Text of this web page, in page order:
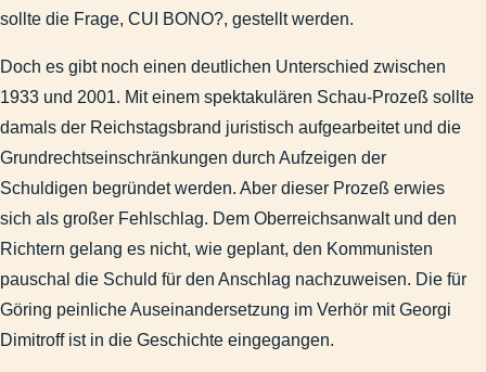
sollte die Frage, CUI BONO?, gestellt werden.
Doch es gibt noch einen deutlichen Unterschied zwischen
1933 und 2001. Mit einem spektakulären Schau-Prozeß sollte
damals der Reichstagsbrand juristisch aufgearbeitet und die
Grundrechtseinschränkungen durch Aufzeigen der
Schuldigen begründet werden. Aber dieser Prozeß erwies
sich als großer Fehlschlag. Dem Oberreichsanwalt und den
Richtern gelang es nicht, wie geplant, den Kommunisten
pauschal die Schuld für den Anschlag nachzuweisen. Die für
Göring peinliche Auseinandersetzung im Verhör mit Georgi
Dimitroff ist in die Geschichte eingegangen.